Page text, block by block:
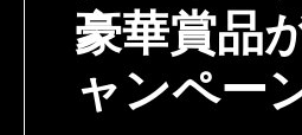
豪華賞品
ャンペー